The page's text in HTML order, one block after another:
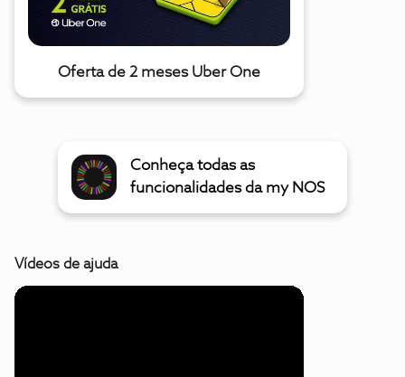
Oferta de 2 meses Uber One
Conheça todas as
funcionalidades da my NOS
Vídeos de ajuda